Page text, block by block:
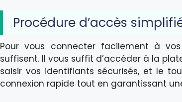
Procédure d’accès
Pour vous connecter facilement à
suffisent. Il vous suffit d’accéder à la
saisir vos identifiants sécurisés, et le
connexion rapide tout en garantissant